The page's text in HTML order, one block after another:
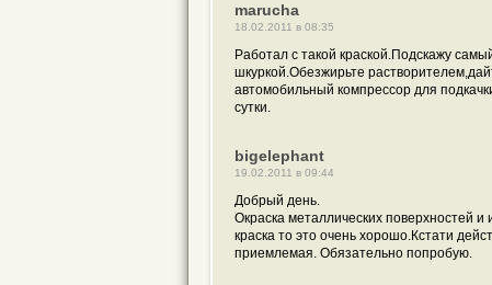
marucha
18.02.2011 в 08:35
Работал с такой краской.Подскажу
шкуркой.Обезжирьте
автомобильный компрессор для
сутки.
bigelephant
19.02.2011 в 09:44
Добрый день.
Окраска металлических поверхностей
краска то это очень хорошо.Кстати
приемлемая. Обязательно попробую.